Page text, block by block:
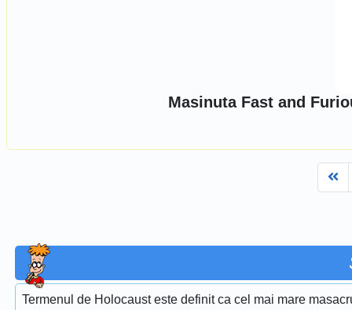
Masinuta Fast and
Termenul de Holocaust este definit ca cel mai mare